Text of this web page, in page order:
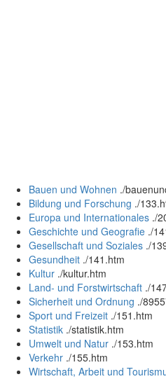
Bauen und Wohnen ./
Bildung und Forschung ./
Europa und Internationales ./
Geschichte und Geografie ./
Gesellschaft und Soziales ./
Gesundheit ./141.htm
Kultur ./kultur.htm
Land- und Forstwirtschaft ./
Sicherheit und Ordnung ./
Sport und Freizeit ./151.htm
Statistik ./statistik.htm
Umwelt und Natur ./153.htm
Verkehr ./155.htm
Wirtschaft, Arbeit und